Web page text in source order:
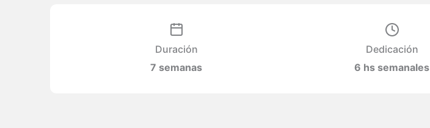
Duración
7 semanas
Dedicación
6 hs semanales